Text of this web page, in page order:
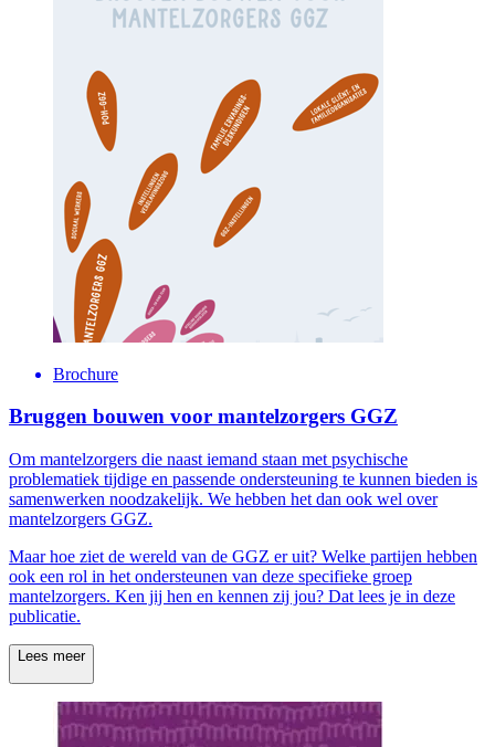
zorgprofessionals nu duidelijkheid gegeven over de gevolgen en
risico’s. MantelzorgNL vindt het belangrijk dat deze informatie ook
We ontwikkelden daarom de Keuzehulp voor mantelzorgers.
lees je over de juridische gevolgen. Maar ook
informatie over hoe je de zorg organiseert, wat je van de zorg mag
verwachten en wat het overnemen van de handelingen doet met de
Lees meer
Brochure
Bruggen bouwen voor mantelzorgers GGZ
Om mantelzorgers die naast iemand staan met psychische
problematiek tijdige en passende ondersteuning te kunnen bieden is
samenwerken noodzakelijk. We hebben het dan ook wel over
mantelzorgers GGZ.
Maar hoe ziet de wereld van de GGZ er uit? Welke partijen hebben
ook een rol in het ondersteunen van deze specifieke groep
mantelzorgers. Ken jij hen en kennen zij jou? Dat lees je in deze
publicatie.
Lees meer